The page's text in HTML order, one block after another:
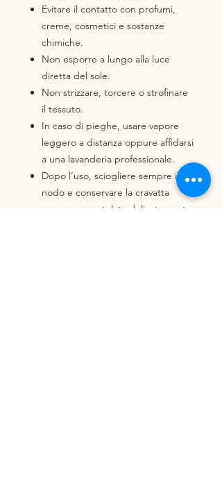
Evitare il contatto con profumi,
creme, cosmetici e sostanze
chimiche.
Non esporre a lungo alla luce
diretta del sole.
Non strizzare, torcere o strofinare
il tessuto.
In caso di pieghe, usare vapore
leggero a distanza oppure affidarsi
a una lavanderia professionale.
Dopo l’uso, sciogliere sempre il
nodo e conservare la cravatta
appesa o arrotolata delicatamente.